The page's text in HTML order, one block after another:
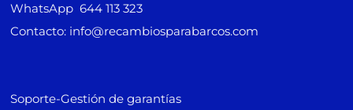
WhatsApp 644 113 323
Contacto: info@recambiosparabarcos.com
Soporte-Gestión de garantías